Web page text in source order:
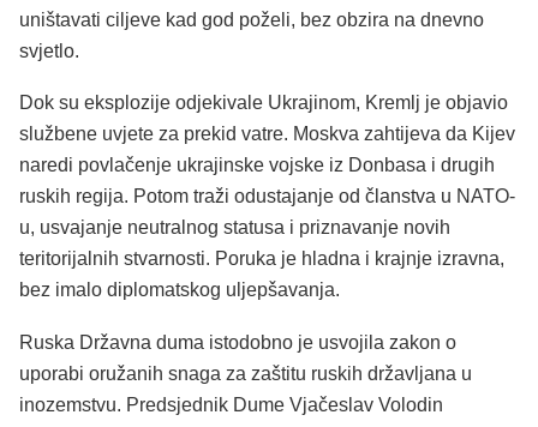
uništavati ciljeve kad god poželi, bez obzira na dnevno
svjetlo.
Dok su eksplozije odjekivale Ukrajinom, Kremlj je objavio
službene uvjete za prekid vatre. Moskva zahtijeva da Kijev
naredi povlačenje ukrajinske vojske iz Donbasa i drugih
ruskih regija. Potom traži odustajanje od članstva u NATO-
u, usvajanje neutralnog statusa i priznavanje novih
teritorijalnih stvarnosti. Poruka je hladna i krajnje izravna,
bez imalo diplomatskog uljepšavanja.
Ruska Državna duma istodobno je usvojila zakon o
uporabi oružanih snaga za zaštitu ruskih državljana u
inozemstvu. Predsjednik Dume Vjačeslav Volodin